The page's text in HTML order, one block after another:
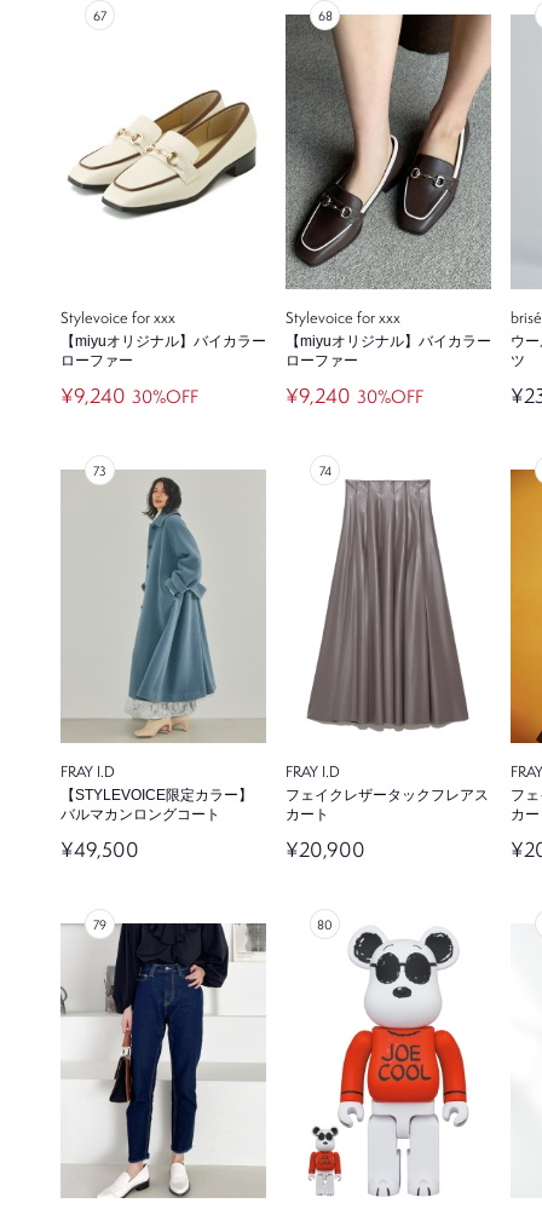
Stylevoice for xxx
【miyuオリジナル】バイカラー
ローファー
¥9,240 30%OFF
Stylevoice for xxx
【miyuオリジナル】バイカラー
ローファー
¥9,240 30%OFF
ウ
ツ
FRAY I.D
【STYLEVOICE限定カラー】
バルマカンロングコート
¥49,500
FRAY I.D
フェイクレザータックフレアス
カート
¥20,900
フ
カ